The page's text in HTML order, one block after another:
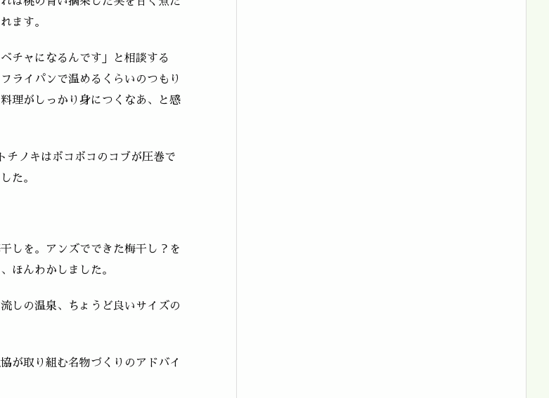
ます。
チャになるんです」と相談する
ライパンで温めるくらいのつもり
理がしっかり身につくなあ、と感
チノキはボコボコのコブが圧巻で
た。
しを。アンズでできた梅干し？を
ほんわかしました。
しの温泉、ちょうど良いサイズの
が取り組む名物づくりのアドバイ